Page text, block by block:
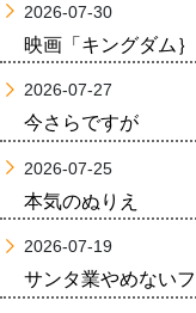
2026-07-30
映画「キングダム｝
2026-07-27
今さらですが
2026-07-25
本気のぬりえ
2026-07-19
サンタ業やめない